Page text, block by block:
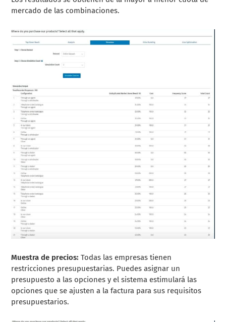
mercado de las combinaciones.
Muestra de precios:Todas las empresas tienen
restricciones presupuestarias. Puedes asignar un
presupuesto a las opciones y el sistema estimulará las
opciones que se ajusten a la factura para sus requisitos
presupuestarios.